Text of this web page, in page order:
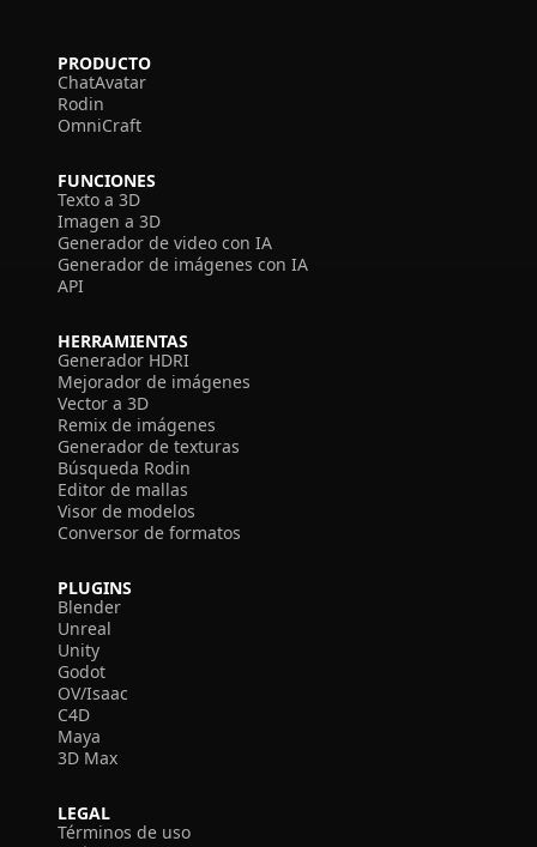
PRODUCTO
ChatAvatar
Rodin
OmniCraft
FUNCIONES
Texto a 3D
Imagen a 3D
Generador de video con IA
Generador de imágenes con IA
API
HERRAMIENTAS
Generador HDRI
Mejorador de imágenes
Vector a 3D
Remix de imágenes
Generador de texturas
Búsqueda Rodin
Editor de mallas
Visor de modelos
Conversor de formatos
PLUGINS
Blender
Unreal
Unity
Godot
OV/Isaac
C4D
Maya
3D Max
LEGAL
Términos de uso